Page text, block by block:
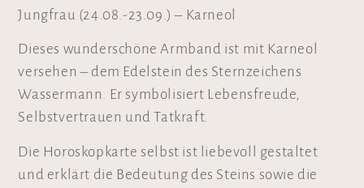
Jungfrau (24.08.-23.09.) – Karneol
Dieses wunderschöne Armband ist mit Karneol
versehen – dem Edelstein des Sternzeichens
Wassermann. Er symbolisiert Lebensfreude,
Selbstvertrauen und Tatkraft.
Die Horoskopkarte selbst ist liebevoll gestaltet
und erklärt die Bedeutung des Steins sowie die